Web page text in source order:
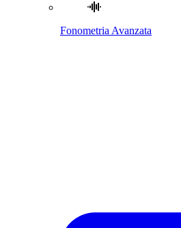
Fonometria Avanzata